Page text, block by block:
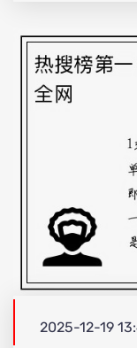
2025-12-19